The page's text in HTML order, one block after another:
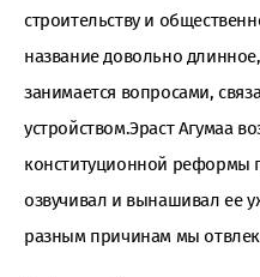
строительству и
название довольно
занимается вопросами,
устройством.Эраст Агумаа
конституционной реформы
озвучивал и вынашивал ее
разным причинам мы